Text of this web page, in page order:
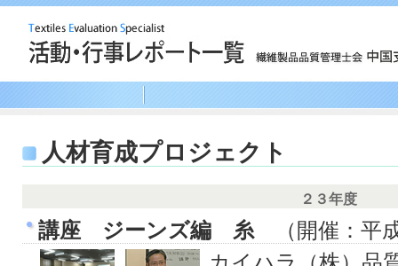
人材育成プロジェクト
２３年度
講座 ジーンズ編 糸
（開催：平